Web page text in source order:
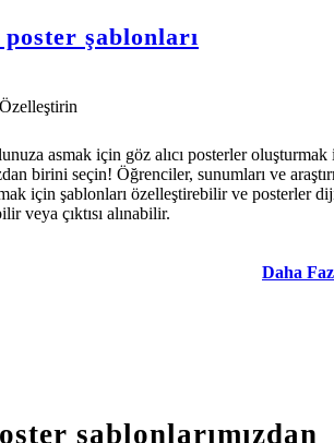
poster şablonları
asmak için göz alıcı posterler oluşturmak
birini seçin! Öğrenciler, sunumları ve
için şablonları özelleştirebilir ve posterler
veya çıktısı alınabilir.
Daha
şablonlarımızdan